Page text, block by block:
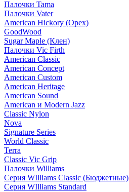
Палочки Tama
Палочки Vater
American Hickory (Орех)
GoodWood
Sugar Maple (Клен)
Палочки Vic Firth
American Classic
American Concept
American Custom
American Heritage
American Sound
American и Modern Jazz
Classic Nylon
Nova
Signature Series
World Classic
Terra
Classic Vic Grip
Палочки Williams
Серия WIlliams Classic (Бюджетные)
Серия WIlliams Standard